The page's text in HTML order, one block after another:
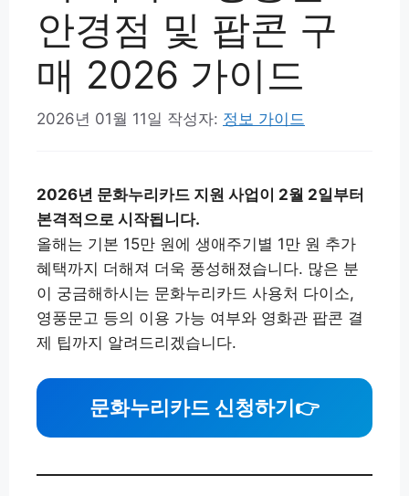
안경점 및 팝콘 구
매 2026 가이드
2026년 01월 11일 작성자: 정보 가이드
2026년 문화누리카드 지원 사업이 2월 2일부터
본격적으로 시작됩니다.
올해는 기본 15만 원에 생애주기별 1만 원 추가
혜택까지 더해져 더욱 풍성해졌습니다. 많은 분
이 궁금해하시는 문화누리카드 사용처 다이소,
영풍문고 등의 이용 가능 여부와 영화관 팝콘 결
제 팁까지 알려드리겠습니다.
문화누리카드 신청하기 👉